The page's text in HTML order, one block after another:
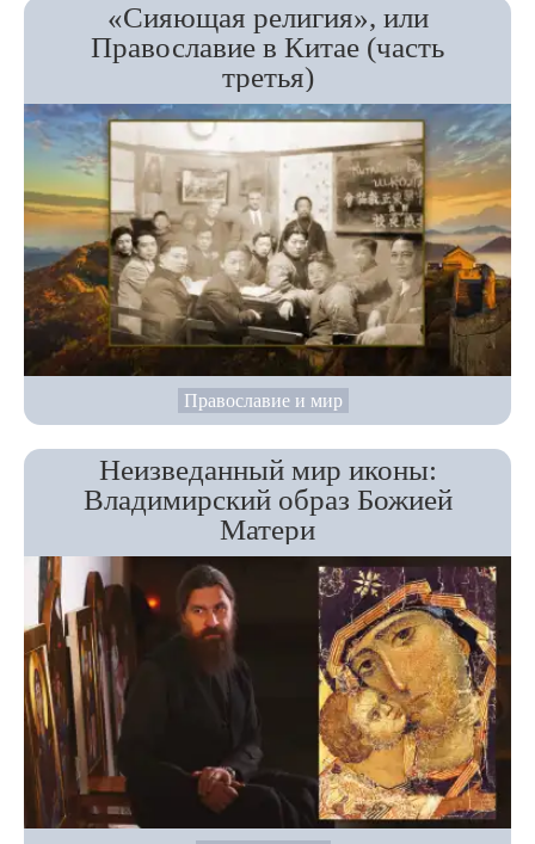
«Сияющая религия», или
Православие в Китае (часть
третья)
Православие и мир
Неизведанный мир иконы:
Владимирский образ Божией
Матери